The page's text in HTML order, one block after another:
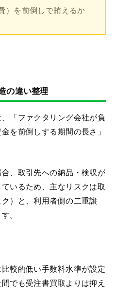
）を前倒しで賄えるか
の違い整理
「ファクタリング会社が負
を前倒しする期間の長さ」
、取引先への納品・検収が
いるため、主なリスクは取
）と、利用者側の二重譲
。
較的低い手数料水準が設定
でも受注書買取よりは抑え